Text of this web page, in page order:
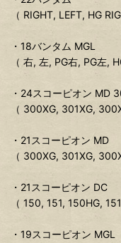
（ RIGHT, LEFT, HG
・18バンタム MGL
（ 右, 左, PG右, PG左,
・24スコーピオン MD
（ 300XG, 301XG,
・21スコーピオン MD
（ 300XG, 301XG,
・21スコーピオン DC
（ 150, 151, 150HG,
・19スコーピオン MGL